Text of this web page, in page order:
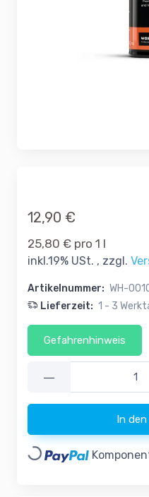
12,90 €
25,80 € pro 1 l
inkl.19% USt. , zzgl.
Artikelnummer: WH-
Lieferzeit: 1 - 3
Gefahrenhinweis
—
In
Loading...